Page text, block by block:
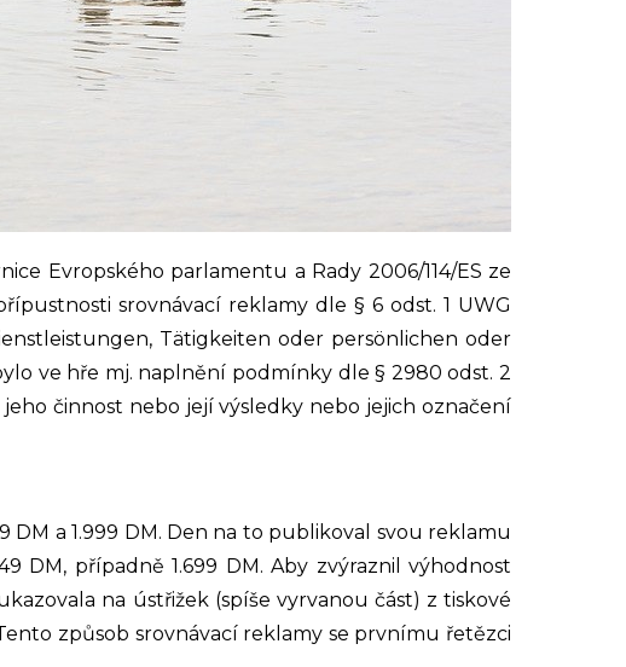
Evropského parlamentu a Rady 2006/114/ES ze
srovnávací reklamy dle § 6 odst. 1 UWG
Tätigkeiten oder persönlichen oder
ve hře mj. naplnění podmínky dle § 2980 odst. 2
činnost nebo její výsledky nebo jejich označení
a 1.999 DM. Den na to publikoval svou reklamu
případně 1.699 DM. Aby zvýraznil výhodnost
na ústřižek (spíše vyrvanou část) z tiskové
způsob srovnávací reklamy se prvnímu řetězci